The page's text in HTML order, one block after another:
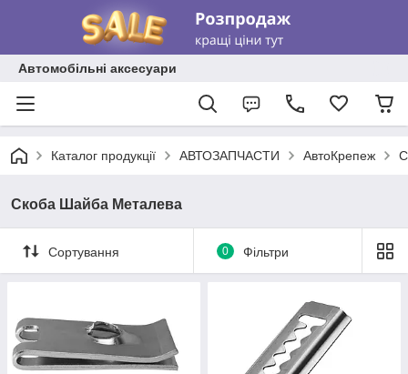
Автомобільні аксесуари
Каталог продукції АВТОЗАПЧАСТИ АвтоКрепеж
Скоба Шайба Металева
Сортування 0 Фільтри